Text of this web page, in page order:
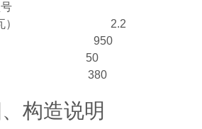
） 2.2
950
） 50
380
构造说明